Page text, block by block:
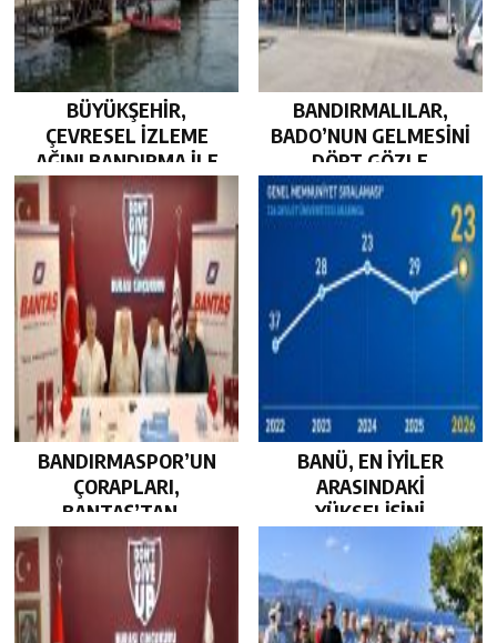
BÜYÜKŞEHİR,
ÇEVRESEL İZLEME
AĞINI BANDIRMA İLE
GÜÇLENDİRDİ…
BANDIRMALILAR,
BADO’NUN GELMESİNİ
DÖRT GÖZLE
BEKLİYOR…
BANDIRMASPOR’UN
ÇORAPLARI,
BANTAŞ’TAN…
BANÜ, EN İYİLER
ARASINDAKİ
YÜKSELİŞİNİ
SÜRDÜRDÜ…